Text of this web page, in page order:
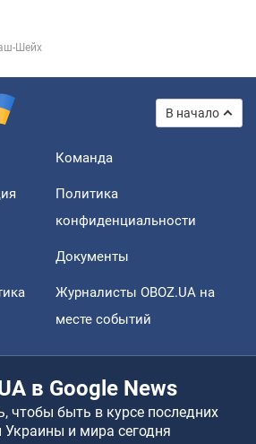
Шейх
В начало
Команда
Политика
конфиденциальности
Документы
Журналисты OBOZ.UA на
месте событий
в Google News
чтобы быть в курсе последних
Украины и мира сегодня